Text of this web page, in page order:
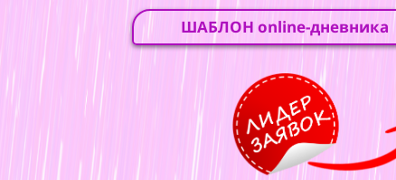
ШАБЛОН online-дневника